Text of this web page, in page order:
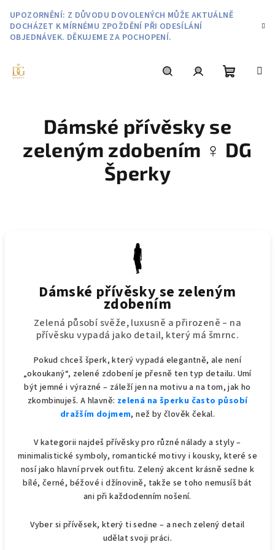
obsah
UPOZORNĚNÍ: Z DŮVODU DOVOLENÝCH MŮŽE AKTUÁLNĚ
DOCHÁZET K MÍRNÉMU ZPOŽDĚNÍ PŘI ODESÍLÁNÍ
OBJEDNÁVEK. DĚKUJEME ZA POCHOPENÍ.
košík
Dámské přívěsky se
zeleným zdobením ♀️ DG
Šperky
Dámské přívěsky se zeleným
zdobením
Zelená působí svěže, luxusně a přirozeně – na
přívěsku vypadá jako detail, který má šmrnc.
Pokud chceš šperk, který vypadá elegantně, ale není
„okoukaný“, zelené zdobení je přesně ten typ detailu. Umí
být jemné i výrazné – záleží jen na motivu a na tom, jak ho
zkombinuješ. A hlavně: zelená na šperku často působí
dražším dojmem, než by člověk čekal.
V kategorii najdeš přívěsky pro různé nálady a styly –
minimalistické symboly, romantické motivy i kousky, které se
nosí jako hlavní prvek outfitu. Zelený akcent krásně sedne k
bílé, černé, béžové i džínovině, takže se toho nemusíš bát
ani při každodenním nošení.
Vyber si přívěsek, který ti sedne – a nech zelený detail
udělat svoji práci.